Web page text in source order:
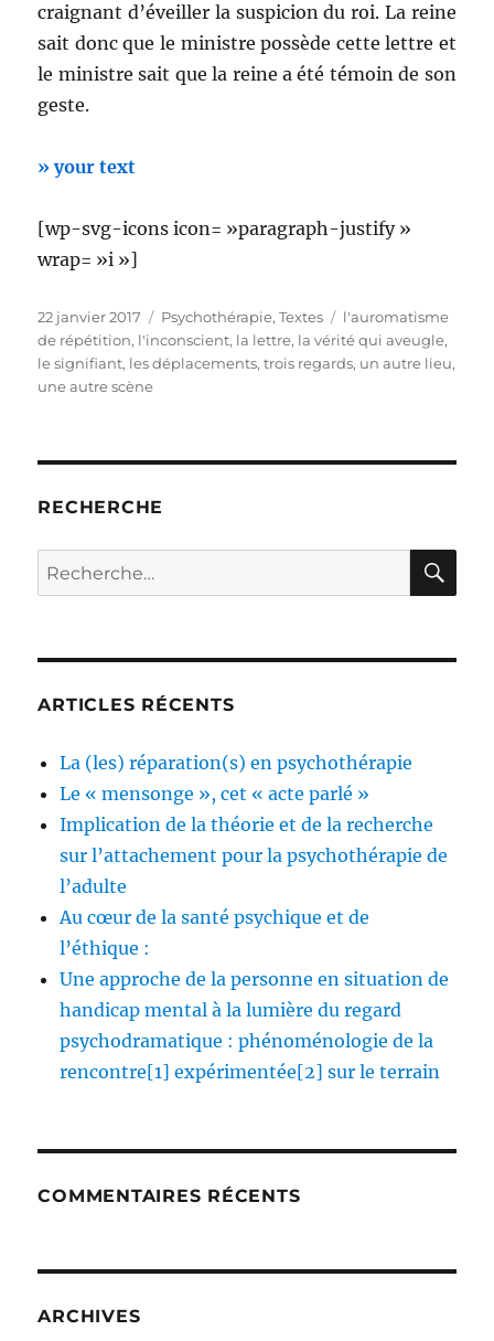
craignant d’éveiller la suspicion du roi. La reine
sait donc que le ministre possède cette lettre et
le ministre sait que la reine a été témoin de son
geste.
» your text
[wp-svg-icons icon= »paragraph-justify »
wrap= »i »]
Publié
le
22 janvier 2017 Catégories
Psychothérapie,Textes Étiquettes
l'auromatisme
de répétition, l'inconscient, la lettre, la vérité qui aveugle,
le signifiant, les déplacements,trois regards, un autre lieu,
une autre scène
RECHERCHE
Recherche
pour :
ARTICLES RÉCENTS
La (les) réparation(s) en psychothérapie
Le « mensonge », cet « acte parlé »
Implication de la théorie et de la recherche
sur l’attachement pour la psychothérapie de
l’adulte
Au cœur de la santé psychique et de
l’éthique :
Une approche de la personne en situation de
handicap mental à la lumière du regard
psychodramatique : phénoménologie de la
rencontre[1] expérimentée[2] sur le terrain
COMMENTAIRES RÉCENTS
ARCHIVES